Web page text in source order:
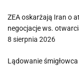
ZEA oskarżają Iran o
negocjacje ws.
8 sierpnia 2026
Lądowanie